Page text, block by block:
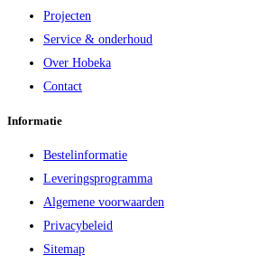
Projecten
Service & onderhoud
Over Hobeka
Contact
Informatie
Bestelinformatie
Leveringsprogramma
Algemene voorwaarden
Privacybeleid
Sitemap